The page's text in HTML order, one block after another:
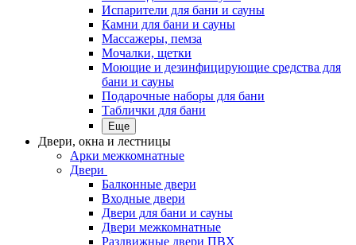
Испарители для бани и сауны
Камни для бани и сауны
Массажеры, пемза
Мочалки, щетки
Моющие и дезинфицирующие средства для
бани и сауны
Подарочные наборы для бани
Таблички для бани
Еще
Двери, окна и лестницы
Арки межкомнатные
Двери
Балконные двери
Входные двери
Двери для бани и сауны
Двери межкомнатные
Раздвижные двери ПВХ